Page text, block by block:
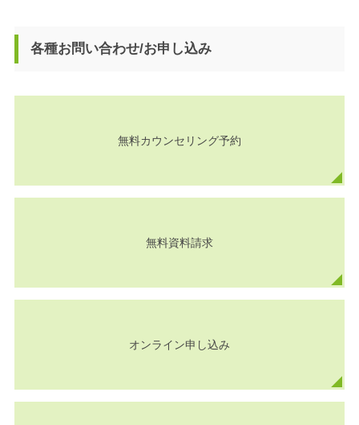
各種お問い合わせ/お申し込み
無料カウンセリング予約
無料資料請求
オンライン申し込み